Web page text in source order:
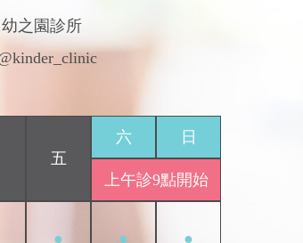
幼之園診所
五
六 日
上午診9點開始
● ● ●